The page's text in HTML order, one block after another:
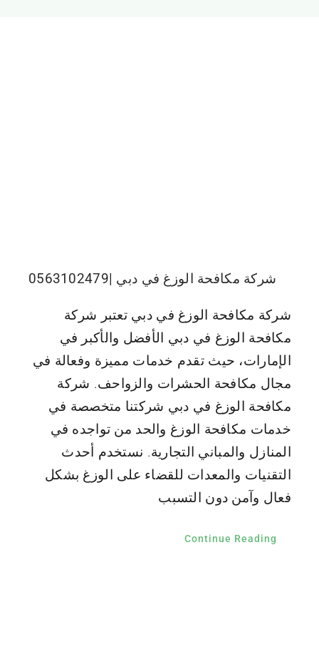
شركة مكافحة الوزغ في دبي |0563102479
شركة مكافحة الوزغ في دبي تعتبر شركة
مكافحة الوزغ في دبي الأفضل والأكبر في
الإمارات، حيث تقدم خدمات مميزة وفعالة في
مجال مكافحة الحشرات والزواحف. شركة
مكافحة الوزغ في دبي شركتنا متخصصة في
خدمات مكافحة الوزغ والحد من تواجده في
المنازل والمباني التجارية. نستخدم أحدث
التقنيات والمعدات للقضاء على الوزغ بشكل
فعال وآمن دون التسبب
Continue Reading